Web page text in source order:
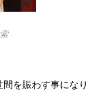
を賑わす事になり